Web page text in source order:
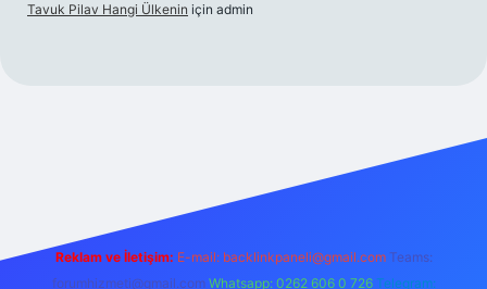
Tavuk Pilav Hangi Ülkenin için admin
Reklam ve İletişim: E-mail: backlinkpaneli@gmail.com Teams:
forumhizmeti@gmail.com Whatsapp: 0262 606 0 726 Telegram: